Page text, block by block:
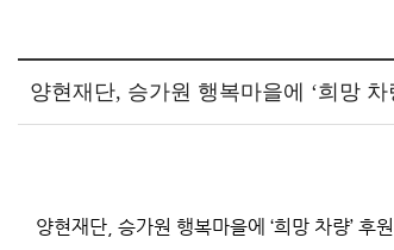
양현재단, 승가원 행복마을에 ‘희망 차
양현재단, 승가원 행복마을에 ‘희망 차량’ 후원